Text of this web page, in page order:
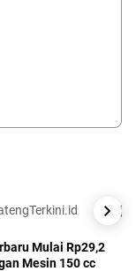
Mulai Rp29,2
Mesin 150 cc